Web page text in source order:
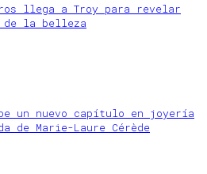
llega a Troy para revelar
la belleza
un nuevo capítulo en joyería
de Marie-Laure Cérède